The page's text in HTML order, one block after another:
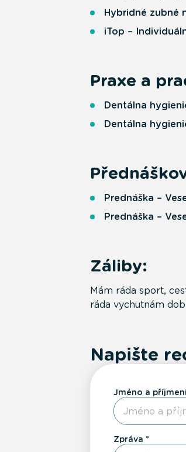
Hybridné zubné
iTop –
Praxe a
Dentálna
Dentálna
Prednáška –
Prednáška –
Záliby:
Mám ráda sport,
ráda vychutnám
Napište
Jméno a
Zpráva